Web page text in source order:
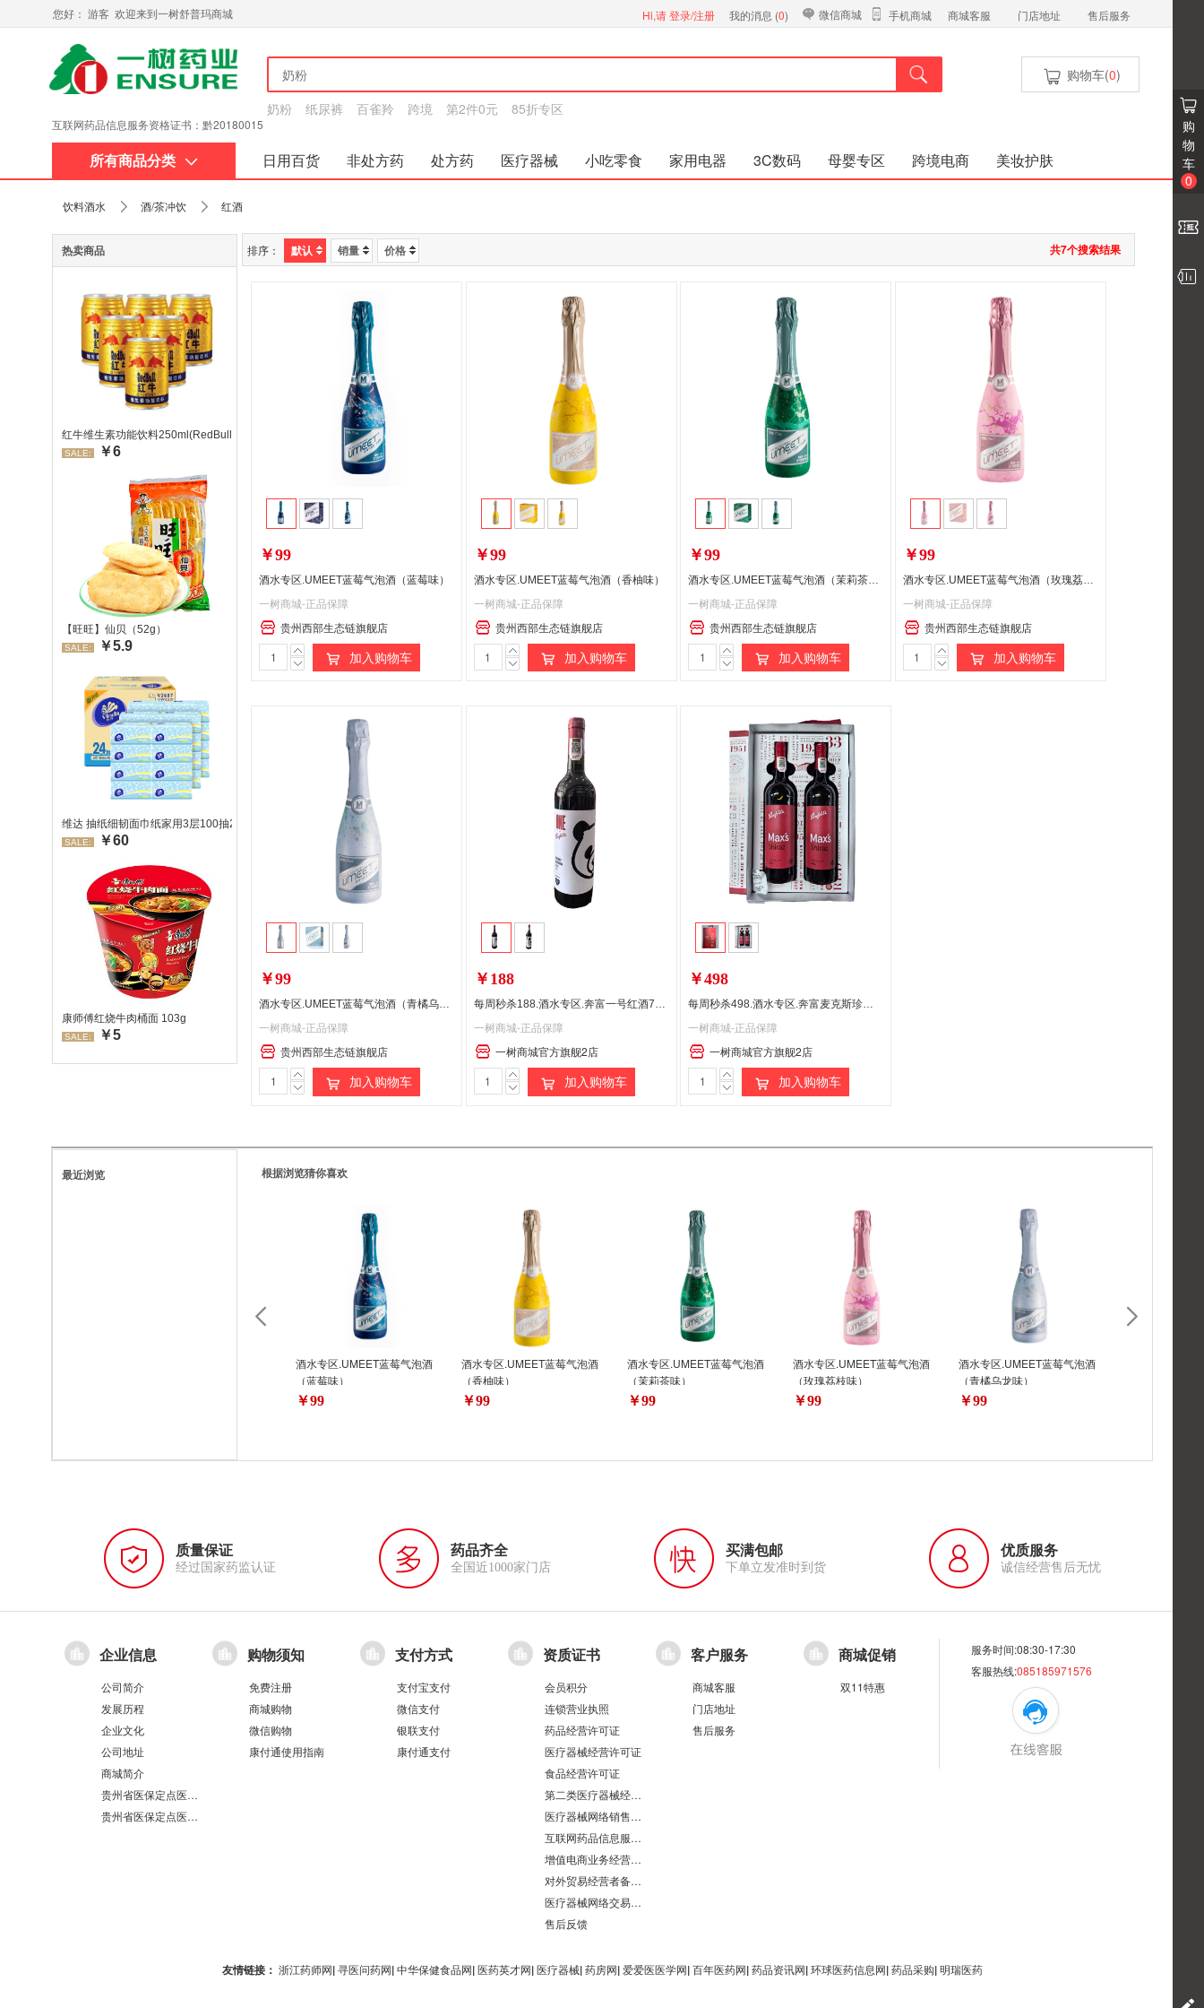
您好： 游客 欢迎来到一树舒普玛商城 Hi,请登录/注册 我的消息 (0) 微信商城 手机商城 商城客服 门店地址 售后服务
互联网药品信息服务资格证书：黔20180015
奶粉 纸尿裤 百雀羚 跨境 第2件0元 85折专区
购物车(0)
所有商品分类 日用百货 非处方药 处方药 医疗器械 小吃零食 家用电器 3C数码 母婴专区 跨境电商
美妆护肤
购
物
车
0
饮料酒水 酒/茶冲饮 红酒
热卖商品
红牛维生素功能饮料250ml(RedBull/红牛)
SALE: ￥6
【旺旺】仙贝（52g）
SALE: ￥5.9
维达 抽纸细韧面巾纸家用3层100抽24包/箱 超值装 偏远地区不发货偏远地区:(含新疆、西藏、内蒙古、宁夏、海南、青海)不发货
SALE: ￥60
康师傅红烧牛肉桶面 103g
SALE: ￥5
排序： 默认 销量 价格 共7个搜索结果
￥99
酒水专区.UMEET蓝莓气泡酒（蓝莓味）
一树商城-正品保障
贵州西部生态链旗舰店
加入购物车
￥99
酒水专区.UMEET蓝莓气泡酒（香柚味）
一树商城-正品保障
贵州西部生态链旗舰店
加入购物车
￥99
酒水专区.UMEET蓝莓气泡酒（茉莉茶味）
一树商城-正品保障
贵州西部生态链旗舰店
加入购物车
￥99
酒水专区.UMEET蓝莓气泡酒（玫瑰荔枝味）
一树商城-正品保障
贵州西部生态链旗舰店
加入购物车
￥99
酒水专区.UMEET蓝莓气泡酒（青橘乌龙味）
一树商城-正品保障
贵州西部生态链旗舰店
加入购物车
￥188
每周秒杀188.酒水专区.奔富一号红酒750ML送手提袋
一树商城-正品保障
一树商城官方旗舰2店
加入购物车
￥498
每周秒杀498.酒水专区.奔富麦克斯珍藏版礼盒装（红酒） 750ML*2瓶
一树商城-正品保障
一树商城官方旗舰2店
加入购物车
最近浏览 根据浏览猜你喜欢
酒水专区.UMEET蓝莓气泡酒
（蓝莓味）
￥99
酒水专区.UMEET蓝莓气泡酒
（香柚味）
￥99
酒水专区.UMEET蓝莓气泡酒
（茉莉茶味）
￥99
酒水专区.UMEET蓝莓气泡酒
（玫瑰荔枝味）
￥99
酒水专区.UMEET蓝莓气泡酒
（青橘乌龙味）
￥99
质量保证
经过国家药监认证
药品齐全
全国近1000家门店
买满包邮
下单立发准时到货
优质服务
诚信经营售后无忧
企业信息
公司简介
发展历程
企业文化
公司地址
商城简介
贵州省医保定点医疗机构医保服务情况表（第551分店）
贵州省医保定点医疗机构医保服务情况表（第100分店）
购物须知
免费注册
商城购物
微信购物
康付通使用指南
支付方式
支付宝支付
微信支付
银联支付
康付通支付
资质证书
会员积分
连锁营业执照
药品经营许可证
医疗器械经营许可证
食品经营许可证
第二类医疗器械经营备案凭证
医疗器械网络销售备案
互联网药品信息服务资格证书
增值电商业务经营许可证
对外贸易经营者备案登记表/海关报关单位注册登记证书
医疗器械网络交易服务第三方平台备案凭证
售后反馈
客户服务
商城客服
门店地址
售后服务
商城促销
双11特惠
服务时间:08:30-17:30
客服热线:085185971576
友情链接： 浙江药师网| 寻医问药网| 中华保健食品网| 医药英才网| 医疗器械| 药房网| 爱爱医医学网| 百年医药网| 药品资讯网| 环球医药信息网| 药品采购| 明瑞医药